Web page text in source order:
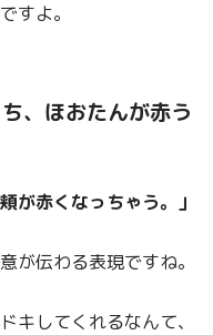
すよ。
、ほおたんが赤う
が赤くなっちゃう。」
が伝わる表現ですね。
キしてくれるなんて、